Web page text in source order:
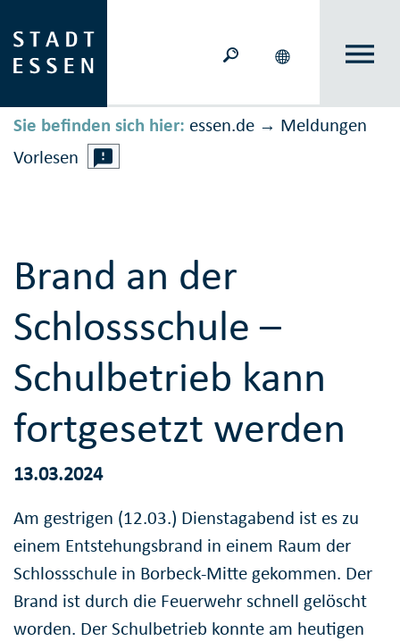
Sie befinden sich hier: essen.de → Meldungen
Vorlesen
Brand an der
Schlossschule –
Schulbetrieb kann
fortgesetzt werden
13.03.2024
Am gestrigen (12.03.) Dienstagabend ist es zu
einem Entstehungsbrand in einem Raum der
Schlossschule in Borbeck-Mitte gekommen. Der
Brand ist durch die Feuerwehr schnell gelöscht
worden. Der Schulbetrieb konnte am heutigen